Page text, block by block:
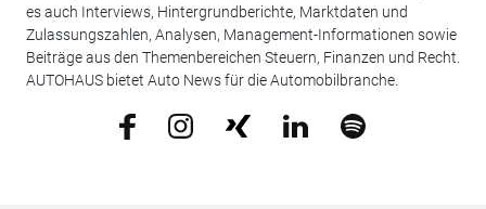
es auch Interviews, Hintergrundberichte, Marktdaten und
Zulassungszahlen, Analysen, Management-Informationen sowie
Beiträge aus den Themenbereichen Steuern, Finanzen und Recht.
AUTOHAUS bietet Auto News für die Automobilbranche.